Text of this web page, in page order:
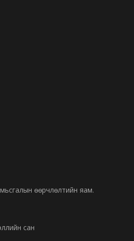
өөрчлөлтийн яам.
сан